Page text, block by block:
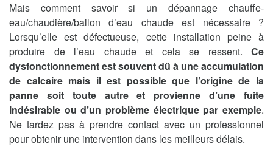
Mais comment savoir si un dépannage chauffe-
eau/chaudière/ballon d’eau chaude est nécessaire ?
Lorsqu’elle est défectueuse, cette installation peine à
produire de l’eau chaude et cela se ressent. Ce
dysfonctionnement est souvent dû à une accumulation
de calcaire mais il est possible que l’origine de la
panne soit toute autre et provienne d’une fuite
indésirable ou d’un problème électrique par exemple.
Ne tardez pas à prendre contact avec un professionnel
pour obtenir une intervention dans les meilleurs délais.